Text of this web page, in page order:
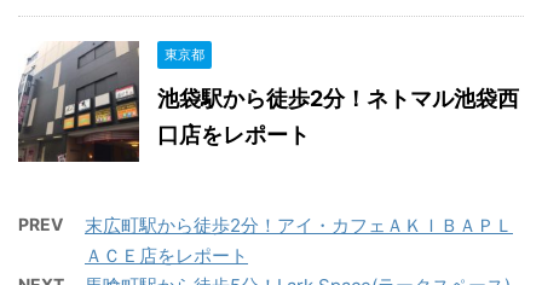
東京都
池袋駅から徒歩2分！ネトマル池袋西
口店をレポート
PREV
末広町駅から徒歩2分！アイ・カフェＡＫＩＢＡＰＬ
ＡＣＥ店をレポート